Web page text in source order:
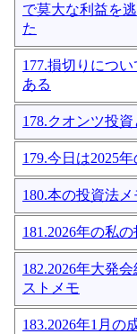
で莫大な利益を
た
177.損切りにつ
ある
178.クオンツ投資
179.今日は2025
180.本の投資法メ
181.2026年の私
182.2026年大発
ストメモ
183.2026年1月の